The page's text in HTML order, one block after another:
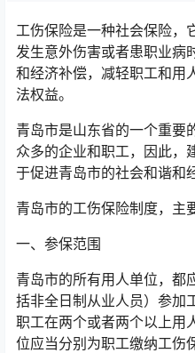
工伤保险是一种社会保险，
发生意外伤害或者患职业病
和经济补偿，减轻职工和用
法权益。
青岛市是山东省的一个重要
众多的企业和职工，因此，
于促进青岛市的社会和谐和
青岛市的工伤保险制度，主
一、参保范围
青岛市的所有用人单位，都
括非全日制从业人员）参加
职工在两个或者两个以上用
位应当分别为职工缴纳工伤